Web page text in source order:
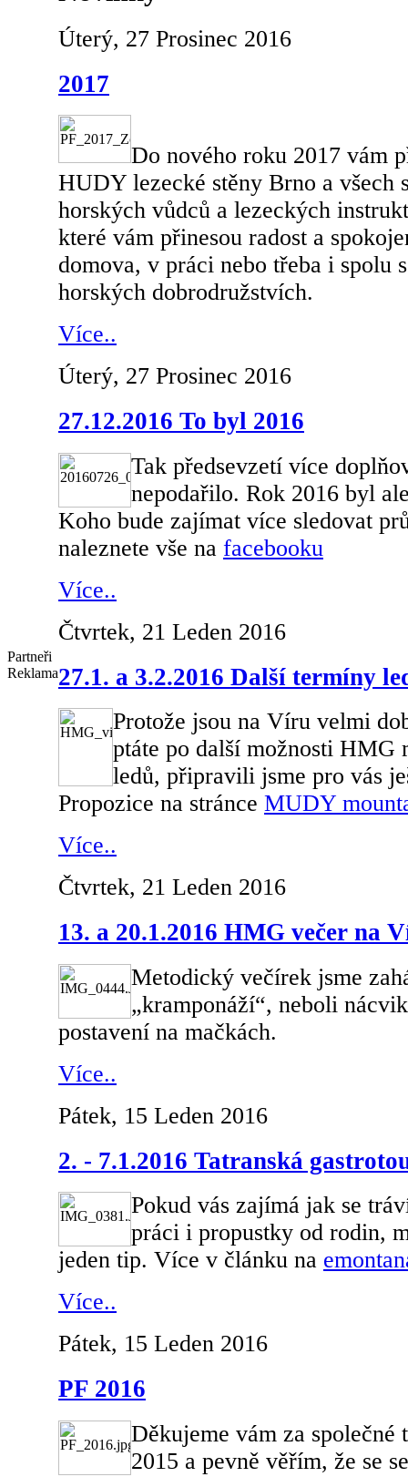
Partneři
Reklama
Úterý, 27 Prosinec 2016
2017
Do nového roku 2017 vám
HUDY lezecké stěny Brno a všech
horských vůdců a lezeckých
které vám přinesou radost a
domova, v práci nebo třeba i spolu
horských dobrodružstvích.
Více..
Úterý, 27 Prosinec 2016
27.12.2016 To byl 2016
Tak předsevzetí více
nepodařilo. Rok 2016 byl
Koho bude zajímat více sledovat
naleznete vše na facebooku
Více..
Čtvrtek, 21 Leden 2016
27.1. a 3.2.2016 Další termíny
Protože jsou na Víru velmi
ptáte po další možnosti HMG
ledů, připravili jsme pro vás
Propozice na stránce MUDY
Více..
Čtvrtek, 21 Leden 2016
13. a 20.1.2016 HMG večer na
Metodický večírek jsme
„kramponáží“, neboli
postavení na mačkách.
Více..
Pátek, 15 Leden 2016
2. - 7.1.2016 Tatranská
Pokud vás zajímá jak se
práci i propustky od rodin,
jeden tip. Více v článku na
Více..
Pátek, 15 Leden 2016
PF 2016
Děkujeme vám za
2015 a pevně věřím, že se